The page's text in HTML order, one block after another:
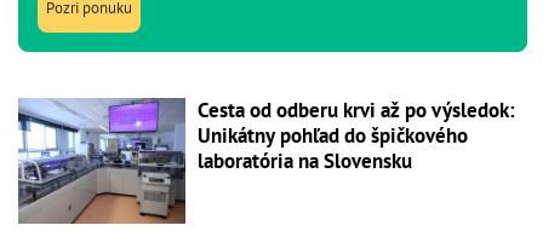
Pozri ponuku
Cesta od odberu krvi až po výsledok:
Unikátny pohľad do špičkového
laboratória na Slovensku